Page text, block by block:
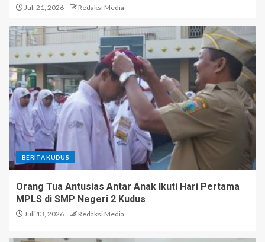
Juli 21, 2026 Redaksi Media
BERITA KUDUS
Orang Tua Antusias Antar Anak Ikuti Hari Pertama
MPLS di SMP Negeri 2 Kudus
Juli 13, 2026 Redaksi Media